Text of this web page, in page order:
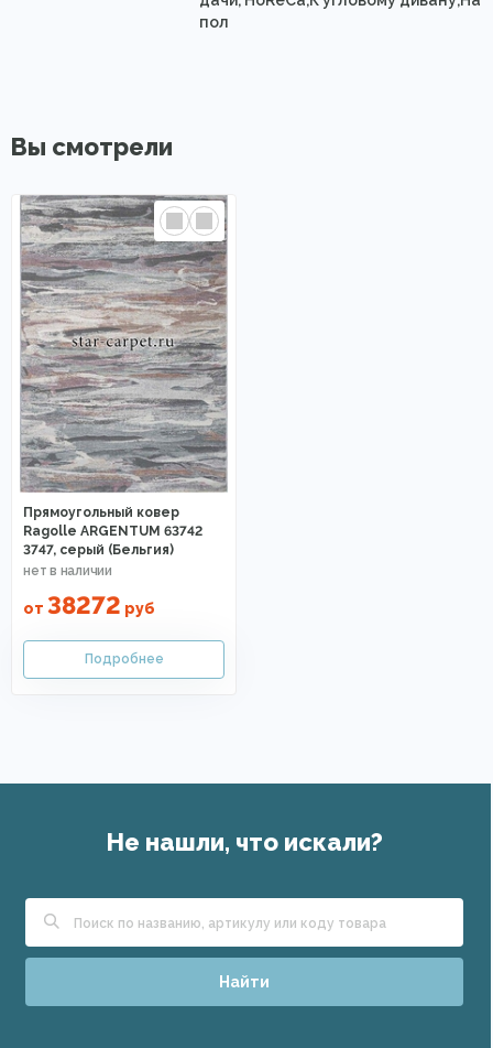
пол
Вы смотрели
Прямоугольный ковер
Ragolle ARGENTUM 63742
3747, серый (Бельгия)
от 38272 руб
Не нашли, что искали?
Найти